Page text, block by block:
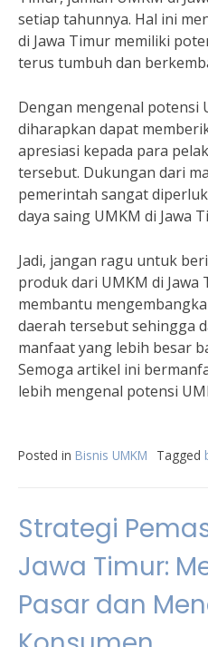
setiap tahunnya. Hal ini
di Jawa Timur memiliki
terus tumbuh dan
Dengan mengenal potensi
diharapkan dapat
apresiasi kepada para
tersebut. Dukungan dari
pemerintah sangat
daya saing UMKM di Jawa
Jadi, jangan ragu untuk
produk dari UMKM di Jawa
membantu
daerah tersebut sehingga
manfaat yang lebih besar
Semoga artikel ini
lebih mengenal potensi
Posted in Bisnis UMKM Tagged
Strategi
Jawa Timur:
Pasar dan